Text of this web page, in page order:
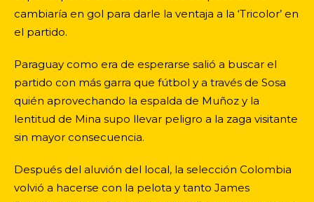
cambiaría en gol para darle la ventaja a la ‘Tricolor’ en
el partido.
Paraguay como era de esperarse salió a buscar el
partido con más garra que fútbol y a través de Sosa
quién aprovechando la espalda de Muñoz y la
lentitud de Mina supo llevar peligro a la zaga visitante
sin mayor consecuencia.
Después del aluvión del local, la selección Colombia
volvió a hacerse con la pelota y tanto James